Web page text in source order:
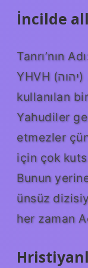
İncilde
Tanrı’nın
YHVH (יהוה) (ya•’ve), İncil’de Tanrı için
kullanılan
Yahudiler
etmezler
için çok
Bunun
ünsüz
her zaman